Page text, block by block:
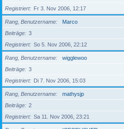
Registriert
Fr 3. Nov 2006, 12:17
Rang, Benutzername
Marco
Beiträge
3
Registriert
So 5. Nov 2006, 22:12
Rang, Benutzername
wigglewoo
Beiträge
3
Registriert
Di 7. Nov 2006, 15:03
Rang, Benutzername
mathysjp
Beiträge
2
Registriert
Sa 11. Nov 2006, 23:21